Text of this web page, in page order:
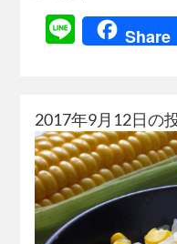
LineShare
2017年9月12日の